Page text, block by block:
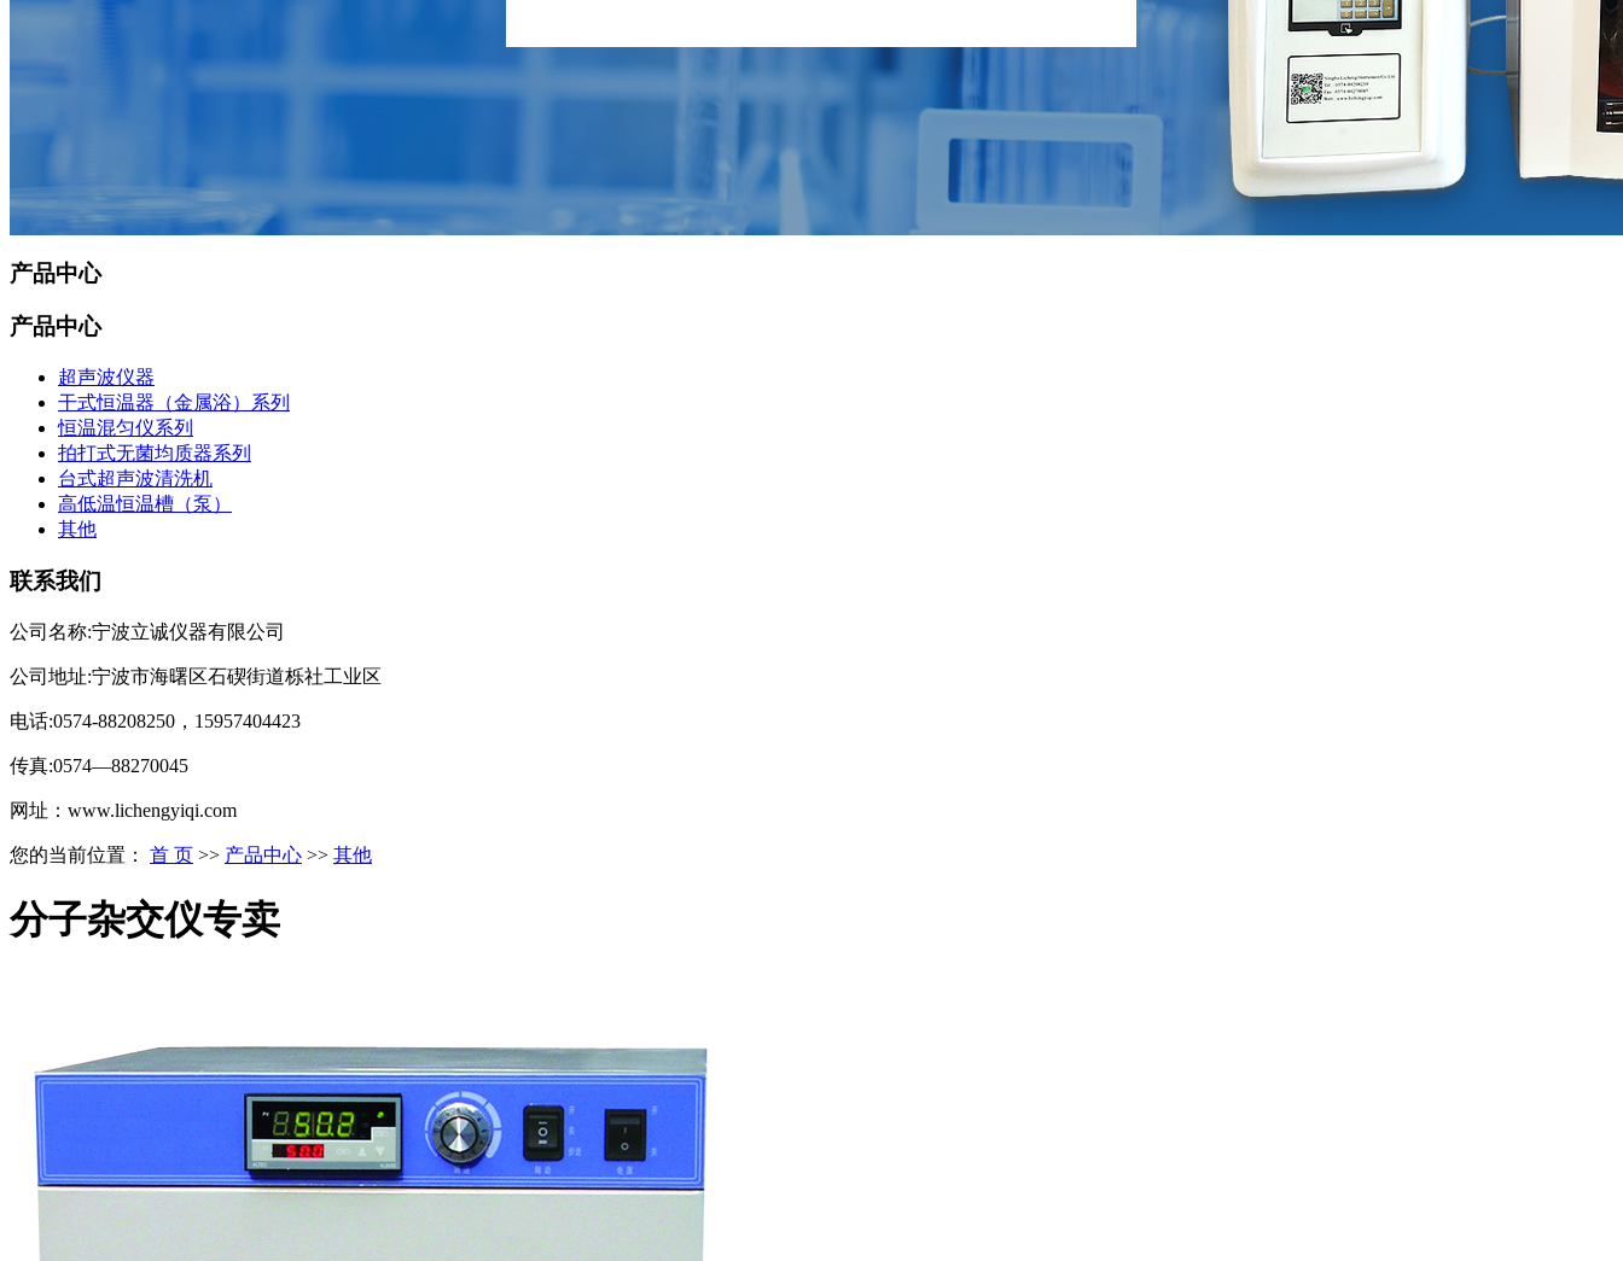
产品中心
产品中心
超声波仪器
干式恒温器（金属浴）系列
恒温混匀仪系列
拍打式无菌均质器系列
台式超声波清洗机
高低温恒温槽（泵）
其他
联系我们
公司名称:宁波立诚仪器有限公司
公司地址:宁波市海曙区石碶街道栎社工业区
电话:0574-88208250，15957404423
传真:0574—88270045
网址：www.lichengyiqi.com
您的当前位置： 首 页 >> 产品中心 >> 其他
分子杂交仪专卖